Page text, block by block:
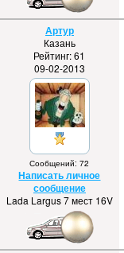
Артур
Казань
Рейтинг: 61
09-02-2013
Сообщений: 72
Написать личное
сообщение
Lada Largus 7 мест 16V